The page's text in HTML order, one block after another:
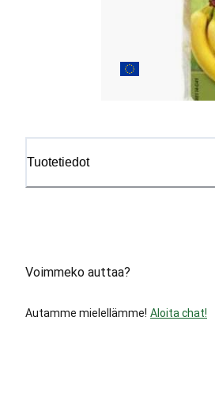
Tuotetiedot
Voimmeko auttaa?
Autamme mielellämme! Aloita chat!